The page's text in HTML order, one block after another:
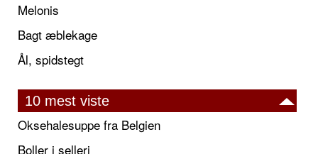
Melonis
Bagt æblekage
Ål, spidstegt
10 mest viste
Oksehalesuppe fra Belgien
Boller i selleri